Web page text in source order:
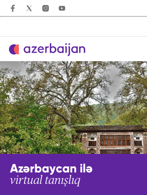
Azərbaycan ilə
virtual tanışlıq